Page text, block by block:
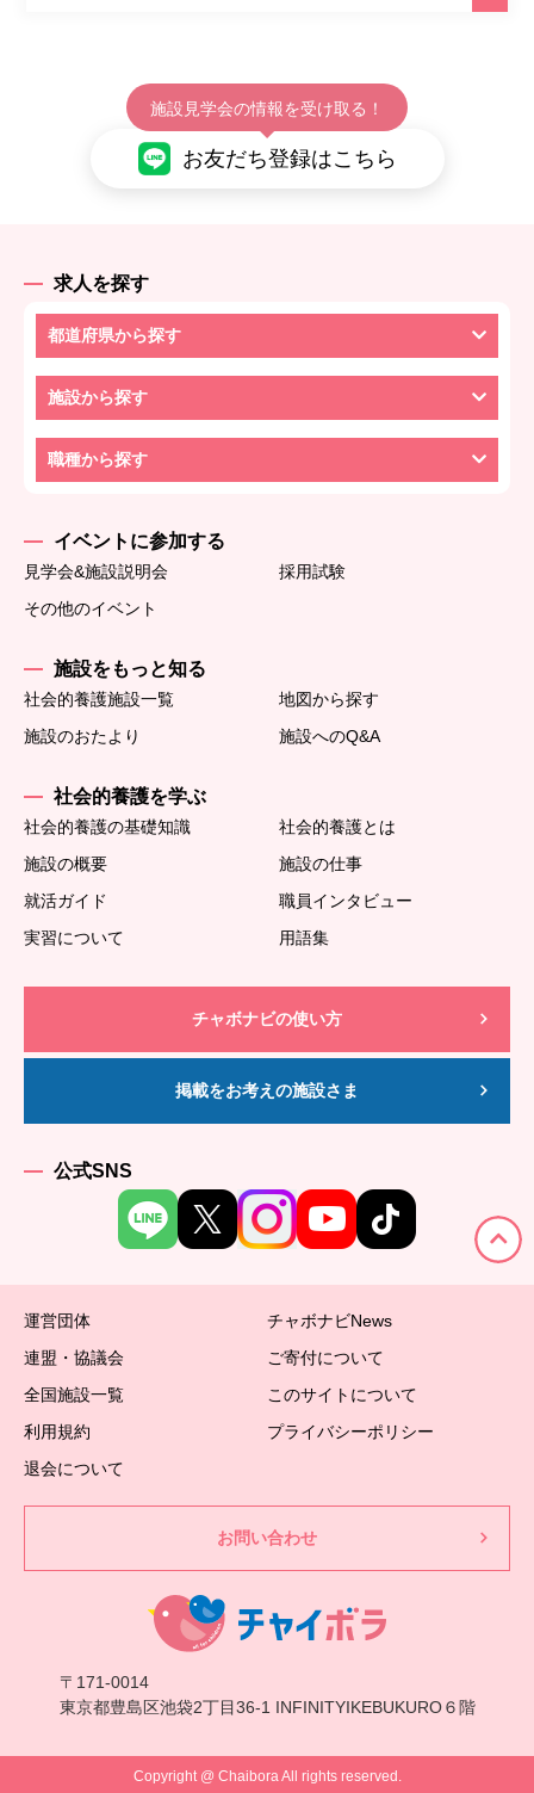
施設見学会の情報を受け取る！
お友だち登録はこちら
求人を探す
都道府県から探す
施設から探す
職種から探す
イベントに参加する
見学会&施設説明会
採用試験
その他のイベント
施設をもっと知る
社会的養護施設一覧
地図から探す
施設のおたより
施設へのQ&A
社会的養護を学ぶ
社会的養護の基礎知識
社会的養護とは
施設の概要
施設の仕事
就活ガイド
職員インタビュー
実習について
用語集
チャボナビの使い方
掲載をお考えの施設さま
公式SNS
運営団体
チャボナビNews
連盟・協議会
ご寄付について
全国施設一覧
このサイトについて
利用規約
プライバシーポリシー
退会について
お問い合わせ
〒171-0014
東京都豊島区池袋2丁目36-1 INFINITYIKEBUKURO６階
Copyright @ Chaibora All rights reserved.